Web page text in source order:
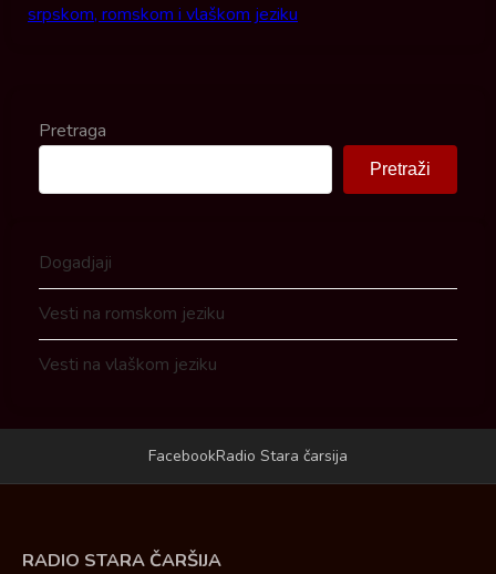
srpskom, romskom i vlaškom jeziku
Pretraga
Pretraži
Dogadjaji
Vesti na romskom jeziku
Vesti na vlaškom jeziku
FacebookRadio Stara čarsija
RADIO STARA ČARŠIJA